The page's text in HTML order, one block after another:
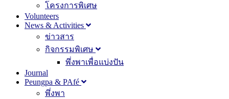
โครงการพิเศษ
Volunteers
News & Activities
ข่าวสาร
กิจกรรมพิเศษ
พึ่งพาเพื่อแบ่งปัน
Journal
Peungpa & PAfé
พึ่งพา